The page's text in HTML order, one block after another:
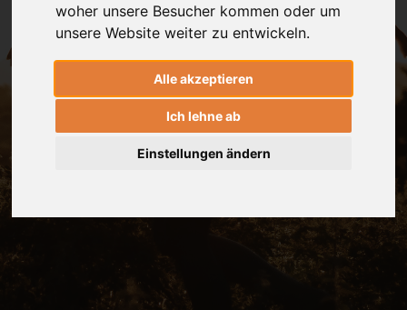
woher unsere Besucher kommen oder um
unsere Website weiter zu entwickeln.
Alle akzeptieren
Ich lehne ab
Einstellungen ändern